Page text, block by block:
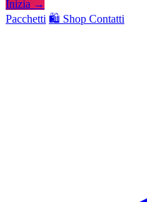
Inizia →
Pacchetti 🛍️ Shop Contatti